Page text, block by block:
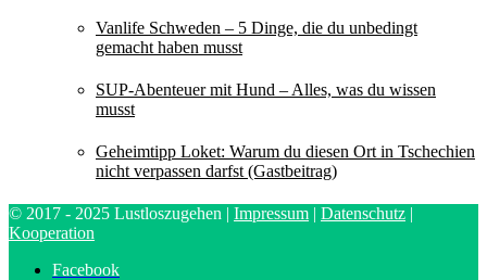
Vanlife Schweden – 5 Dinge, die du unbedingt
gemacht haben musst
SUP-Abenteuer mit Hund – Alles, was du wissen
musst
Geheimtipp Loket: Warum du diesen Ort in Tschechien
nicht verpassen darfst (Gastbeitrag)
© 2017 - 2025 Lustloszugehen | Impressum Datenschutz
Kooperation
Facebook